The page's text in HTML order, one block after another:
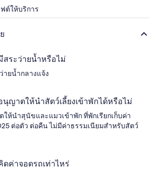
ต์ให้บริการ
สระว่ายน้ำหรือไม่
ายน้ำกลางแจ้ง
นุญาตให้นำสัตว์เลี้ยงเข้าพักได้หรือไม่
ห้นำสุนัขและแมวเข้าพัก ที่พักเรียกเก็บค่า
ต่อตัว ต่อคืน ไม่มีค่าธรรมเนียมสำหรับสัตว์
ดค่าจอดรถเท่าไหร่